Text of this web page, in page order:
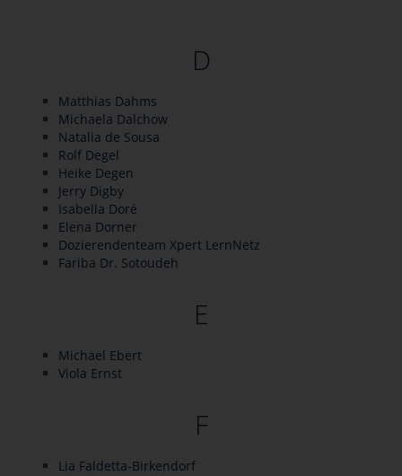
D
Matthias Dahms
Michaela Dalchow
Natalia de Sousa
Rolf Degel
Heike Degen
Jerry Digby
Isabella Doré
Elena Dorner
Dozierendenteam Xpert LernNetz
Fariba Dr. Sotoudeh
E
Michael Ebert
Viola Ernst
F
Lia Faldetta-Birkendorf